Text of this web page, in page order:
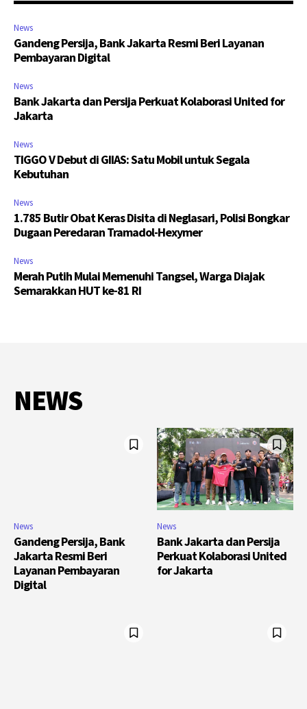
News
Gandeng Persija, Bank Jakarta Resmi Beri Layanan
Pembayaran Digital
News
Bank Jakarta dan Persija Perkuat Kolaborasi United for
Jakarta
News
TIGGO V Debut di GIIAS: Satu Mobil untuk Segala
Kebutuhan
News
1.785 Butir Obat Keras Disita di Neglasari, Polisi Bongkar
Dugaan Peredaran Tramadol-Hexymer
News
Merah Putih Mulai Memenuhi Tangsel, Warga Diajak
Semarakkan HUT ke-81 RI
NEWS
News
Gandeng Persija, Bank
Jakarta Resmi Beri
Layanan Pembayaran
Digital
News
Bank Jakarta dan Persija
Perkuat Kolaborasi United
for Jakarta